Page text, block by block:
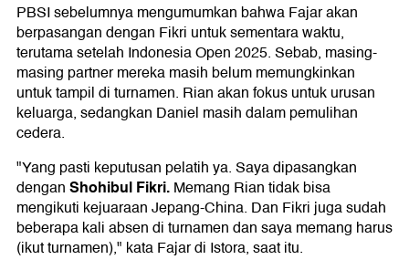
PBSI sebelumnya mengumumkan bahwa Fajar akan
berpasangan dengan Fikri untuk sementara waktu,
terutama setelah Indonesia Open 2025. Sebab, masing-
masing partner mereka masih belum memungkinkan
untuk tampil di turnamen. Rian akan fokus untuk urusan
keluarga, sedangkan Daniel masih dalam pemulihan
cedera.
"Yang pasti keputusan pelatih ya. Saya dipasangkan
denganShohibul Fikri.Memang Rian tidak bisa
mengikuti kejuaraan Jepang-China. Dan Fikri juga sudah
beberapa kali absen di turnamen dan saya memang harus
(ikut turnamen)," kata Fajar di Istora, saat itu.